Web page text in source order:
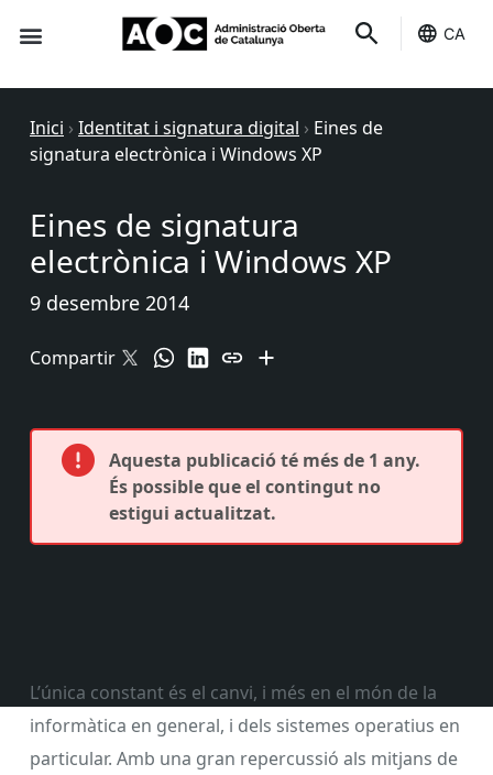
CA
Inici › Identitat i signatura digital › Eines de
signatura electrònica i Windows XP
Eines de signatura
electrònica i Windows XP
9 desembre 2014
Compartir
Aquesta publicació té més de 1 any.
És possible que el contingut no
estigui actualitzat.
L’única constant és el canvi, i més en el món de la
informàtica en general, i dels sistemes operatius en
particular. Amb una gran repercussió als mitjans de